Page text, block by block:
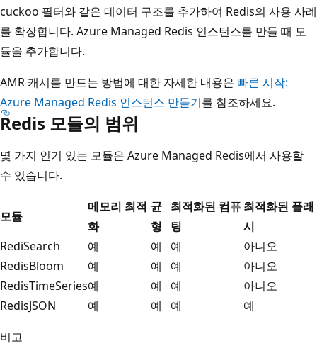
cuckoo 필터와 같은 데이터 구조를 추가하여 Redis의 사용 사례
를 확장합니다. Azure Managed Redis 인스턴스를 만들 때 모
듈을 추가합니다.
AMR 캐시를 만드는 방법에 대한 자세한 내용은 빠른 시작:
Azure Managed Redis 인스턴스 만들기를 참조하세요.
Redis 모듈의 범위
몇 가지 인기 있는 모듈은 Azure Managed Redis에서 사용할
수 있습니다.
모듈
메모리 최적
화
균
형
최적화된 컴퓨
팅
최적화된 플래
시
RediSearch
예 예 예
아니오
RedisBloom
예 예 예
아니오
RedisTimeSeries예 예 예
아니오
RedisJSON
예 예 예
예
비고